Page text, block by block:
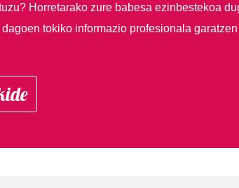
Horretarako zure babesa ezinbestekoa
tokiko informazio profesionala garatzen